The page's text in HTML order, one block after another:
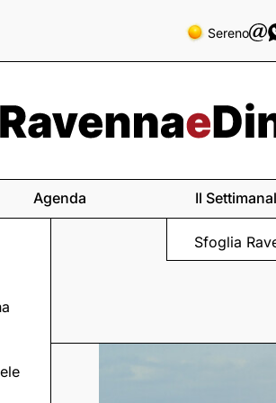
Sereno
Agenda Il
Sfoglia